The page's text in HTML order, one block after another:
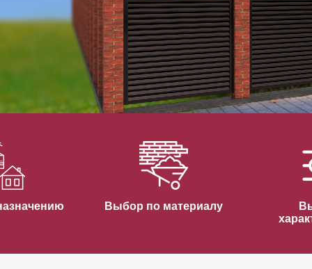
Высокие заборы
Красивые, дизайнерские заборы
ВЫБОР ПО СПОСОБУ МОНТАЖА
Заборы под ключ
Готовые заборы
Быстровозводимые заборы
Выбор по материалу